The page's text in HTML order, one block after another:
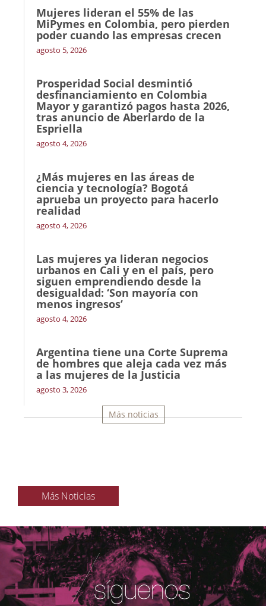
Mujeres lideran el 55% de las
MiPymes en Colombia, pero pierden
poder cuando las empresas crecen
agosto 5, 2026
Prosperidad Social desmintió
desfinanciamiento en Colombia
Mayor y garantizó pagos hasta 2026,
tras anuncio de Aberlardo de la
Espriella
agosto 4, 2026
¿Más mujeres en las áreas de
ciencia y tecnología? Bogotá
aprueba un proyecto para hacerlo
realidad
agosto 4, 2026
Las mujeres ya lideran negocios
urbanos en Cali y en el país, pero
siguen emprendiendo desde la
desigualdad: ‘Son mayoría con
menos ingresos’
agosto 4, 2026
Argentina tiene una Corte Suprema
de hombres que aleja cada vez más
a las mujeres de la Justicia
agosto 3, 2026
Más noticias
Más Noticias